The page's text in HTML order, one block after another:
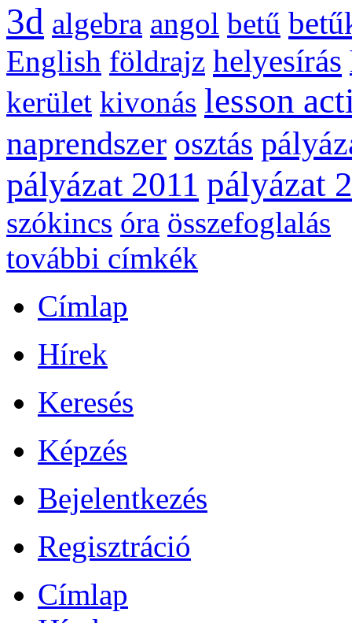
3d algebra angol betű
English földrajz helyesírás
kerület kivonás lesson
naprendszer osztás
pályázat 2011 pályázat
szókincs óra összefoglalás
további címkék
Címlap
Hírek
Keresés
Képzés
Bejelentkezés
Regisztráció
Címlap